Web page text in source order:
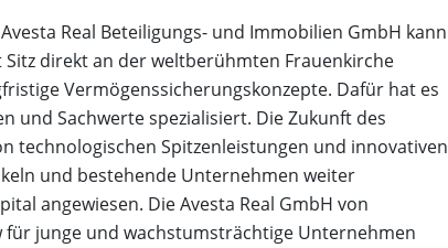
Real Beteiligungs- und Immobilien GmbH kann
direkt an der weltberühmten Frauenkirche
Vermögenssicherungskonzepte. Dafür hat es
und Sachwerte spezialisiert. Die Zukunft des
technologischen Spitzenleistungen und innovativen
und bestehende Unternehmen weiter
angewiesen. Die Avesta Real GmbH von
junge und wachstumsträchtige Unternehmen